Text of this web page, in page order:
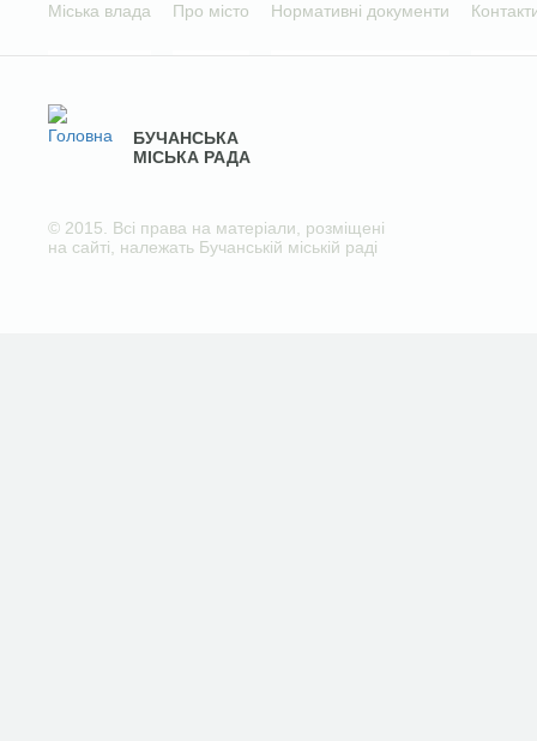
Міська влада Про місто Нормативні документи
БУЧАНСЬКА
МІСЬКА РАДА
© 2015. Всі права на матеріали, розміщені
на сайті, належать Бучанській міській раді